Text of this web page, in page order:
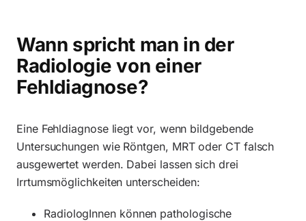
Wann spricht man in der
Radiologie von einer
Fehldiagnose?
Eine Fehldiagnose liegt vor, wenn bildgebende
Untersuchungen wie Röntgen, MRT oder CT falsch
ausgewertet werden. Dabei lassen sich drei
Irrtumsmöglichkeiten unterscheiden:
RadiologInnen können pathologische